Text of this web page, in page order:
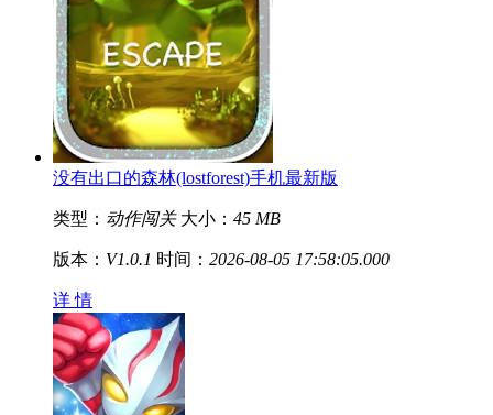
没有出口的森林(lostforest)手机最新版
类型： 动作闯关 大小： 45 MB
版本： V1.0.1 时间： 2026-08-05 17:58:05.000
详 情